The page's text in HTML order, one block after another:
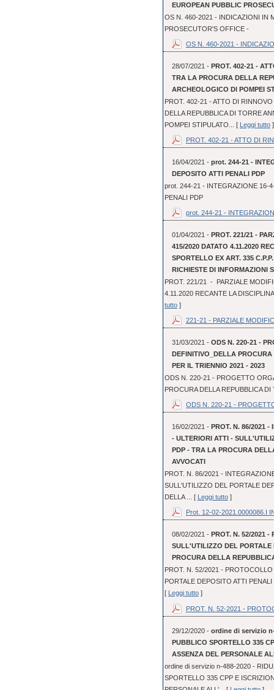
EUROPEAN PUBBLIC
OS N. 460-2021 - INDICAZIONI IN
PROSECUTOR'S OFFICE -
OS N. 460-2021 -
28/07/2021 - PROT. 402-21 -
TRA LA PROCURA DELLA
ARCHEOLOGICO DI POMPEI
PROT. 402-21 - ATTO DI
DELLA REPUBBLICA DI TORRE
POMPEI STIPULATO... [ Leggi tutto]
PROT. 402-21 - ATTO DI
16/04/2021 - prot. 244-21 -
DEPOSITO ATTI PENALI PDP
prot. 244-21 - INTEGRAZIONE 16-
PENALI PDP
prot. 244-21 -
01/04/2021 - PROT. 221/21 -
415/2020 DATATO 4.11.2020
SPORTELLO EX ART. 335
RICHIESTE DI INFORMAZIONI
PROT. 221/21 - PARZIALE
4.11.2020 RECANTE LA
tutto]
221-21 - PARZIALE
31/03/2021 - ODS N. 220-21 -
DEFINITIVO_DELLA
PER IL TRIENNIO 2021 - 2023
ODS N. 220-21 - PROGETTO
PROCURA DELLA REPUBBLICA
ODS N. 220-21 -
16/02/2021 - PROT. N. 86/2021
- ULTERIORI ATTI -
PDP - TRA LA PROCURA
AVVOCATI
PROT. N. 86/2021 -
SULL'UTILIZZO DEL PORTALE
DELLA ... [
Leggi tutto]
Prot. 12-02-2021.0000086.I
08/02/2021 - PROT. N. 52/2021
SULL'UTILIZZO DEL PORTALE
PROCURA DELLA
PROT. N. 52/2021 -
PORTALE DEPOSITO ATTI
[ Leggi tutto]
PROT. N. 52-2021 -
29/12/2020 - ordine di servizio
PUBBLICO SPORTELLO 335
ASSENZA DEL PERSONALE
ordine di servizio n-488-2020 -
SPORTELLO 335 CPP E